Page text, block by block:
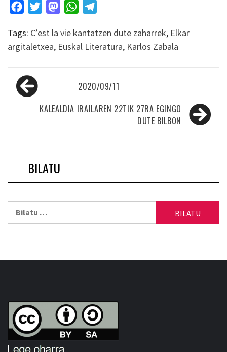
FacebookTwitterMastodonWhatsApp
Tags: C’est la vie kantatzen dute zaharrek, Elkar
argitaletxea, Euskal Literatura, Karlos Zabala
Bidalketetan
zehar
nabigatu
2020/09/11
KALEALDIA IRAILAREN 22TIK 27RA EGINGO
DUTE BILBON
BILATU